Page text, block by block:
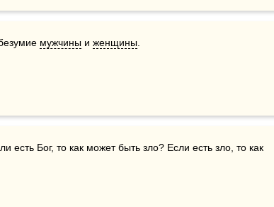
мужчины и женщины
есть Бог, то как может быть зло? Если есть зло, то как